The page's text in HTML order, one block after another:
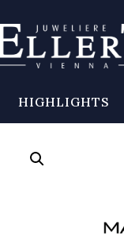
HIGHLIGHTS